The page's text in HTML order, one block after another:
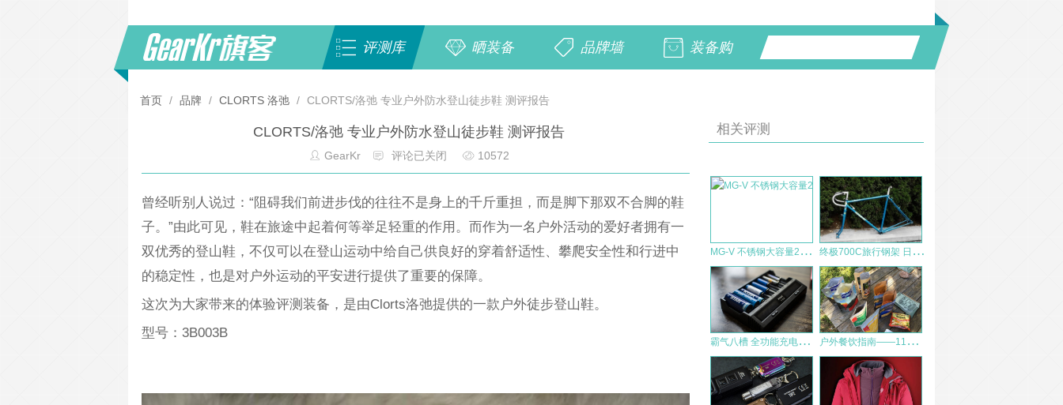
评测库 晒装备 品牌墙 装备购
首页 / 品牌 / CLORTS 洛弛 / CLORTS/洛弛 专业户外防水登山徒步鞋 测评报告
CLORTS/洛弛 专业户外防水登山徒步鞋 测评报告
GearKr 评论已关闭 10572
曾经听别人说过：“阻碍我们前进步伐的往往不是身上的千斤重担，而是脚下那双不合脚的鞋
子。”由此可见，鞋在旅途中起着何等举足轻重的作用。而作为一名户外活动的爱好者拥有一
双优秀的登山鞋，不仅可以在登山运动中给自己供良好的穿着舒适性、攀爬安全性和行进中
的稳定性，也是对户外运动的平安进行提供了重要的保障。
这次为大家带来的体验评测装备，是由Clorts洛弛提供的一款户外徒步登山鞋。
型号：3B003B
相关评测
M
G-V 不锈钢大容量24H保温水壶可保冷 户外运动广口水壶 测评报告 终
极700C旅行钢架 日本手工制作
霸
气八槽 全功能充电电池解决方案—XTAR VC8 户
外餐饮指南——11项户外餐食测评